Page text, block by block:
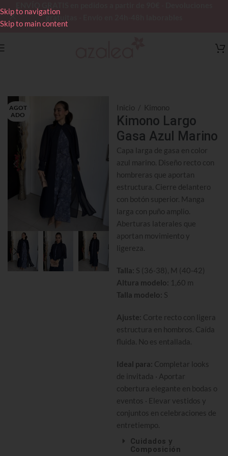
Skip to navigation
Skip to main content
gratuitas - Envío en 24h-48h laborables
AGOT
ADO
Inicio / Kimono
Kimono Largo
Gasa Azul Marino
Capa larga de gasa en color
azul marino. Diseño recto con
hombreras que aportan
estructura. Cierre delantero
con botón superior. Manga
larga con puño amplio.
Aberturas laterales que
aportan movimiento y
ligereza.
Talla: S (36-38), M (40-42)
Altura modelo: 1,60 m
Talla modelo: S
Ajuste: Corte recto con ligera
estructura en hombros. Caída
fluida. No es entallada.
Ideal para: Completar looks
de invitada · Aportar
cobertura elegante en bodas o
eventos · Elevar vestidos y
conjuntos en celebraciones de
entretiempo.
Cuidados y
Composición